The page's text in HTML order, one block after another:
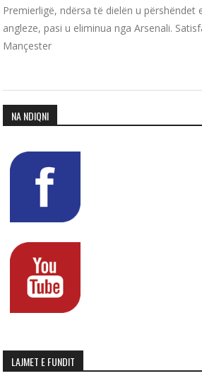
Premierligë, ndërsa të dielën u përshëndet
angleze, pasi u eliminua nga Arsenali.
Mançester
NA NDIQNI
LAJMET E FUNDIT